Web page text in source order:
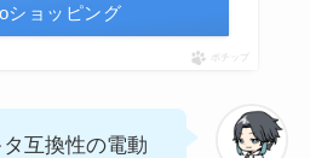
ショッピング
ポチップ
互換性の電動